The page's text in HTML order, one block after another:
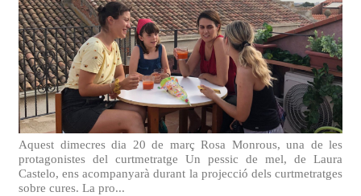
Aquest dimecres dia 20 de març Rosa Monrous, una de les
protagonistes del curtmetratge Un pessic de mel, de Laura
Castelo, ens acompanyarà durant la projecció dels curtmetratges
sobre cures. La pro...